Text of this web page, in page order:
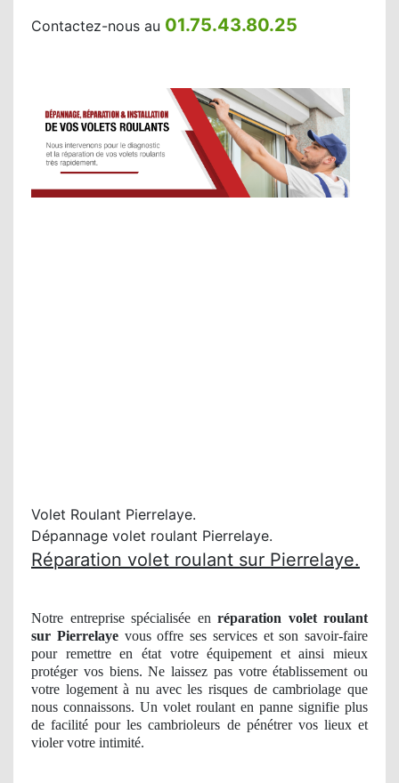
Contactez-nous au 01.75.43.80.25
Volet Roulant Pierrelaye.
Dépannage volet roulant Pierrelaye.
Réparation volet roulant sur Pierrelaye.
Notre entreprise spécialisée en réparation volet roulant
sur Pierrelayevous offre ses services et son savoir-faire
pour remettre en état votre équipement et ainsi mieux
protéger vos biens. Ne laissez pas votre établissement ou
votre logement à nu avec les risques de cambriolage que
nous connaissons. Un volet roulant en panne signifie plus
de facilité pour les cambrioleurs de pénétrer vos lieux et
violer votre intimité.